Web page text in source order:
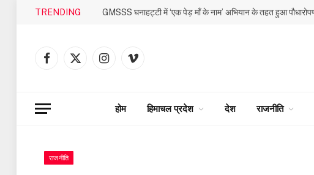
TRENDING
Facebook
X
InstagramVimeo
होम हिमाचल प्रदेश देश राजनीति
राजनीति